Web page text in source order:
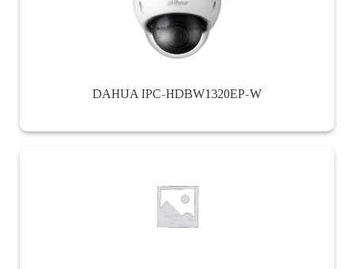
DAHUA IPC-HDBW1320EP-W